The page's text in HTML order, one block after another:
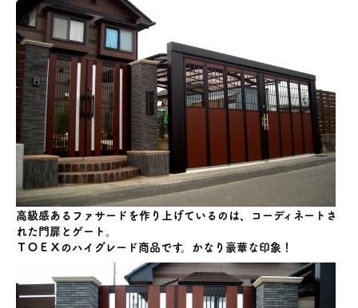
高級感あるファサードを作り上げているのは、コーディネートさ
れた門扉とゲート。
ＴＯＥＸのハイグレード商品です。かなり豪華な印象！